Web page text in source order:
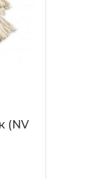
(NV